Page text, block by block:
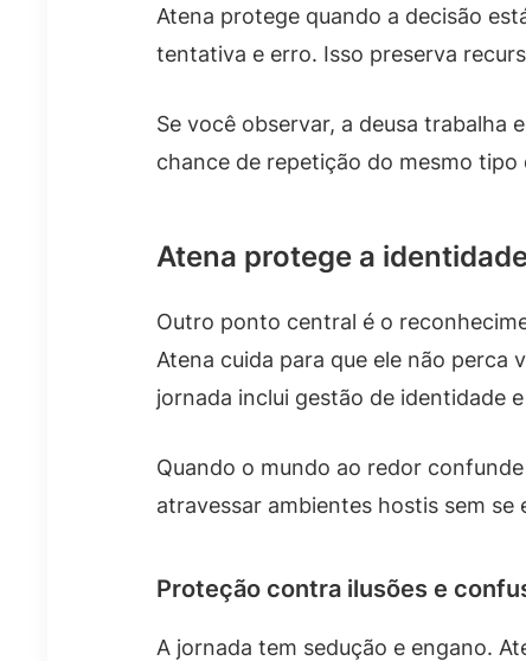
Atena protege quando a decisão
tentativa e erro. Isso preserva
Se você observar, a deusa trabalha
chance de repetição do mesmo tipo
Atena protege a
Outro ponto central é o
Atena cuida para que ele não perca
jornada inclui gestão de identidade
Quando o mundo ao redor
atravessar ambientes hostis sem se
Proteção contra ilusões e
A jornada tem sedução e engano.